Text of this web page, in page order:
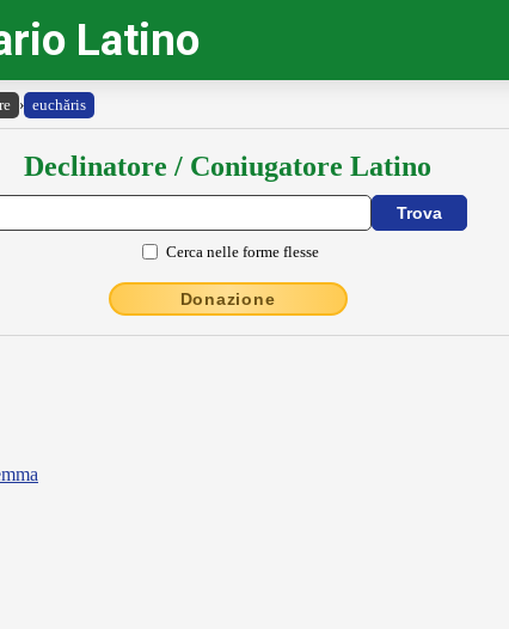
Latino
› euchăris
Declinatore / Coniugatore Latino
Cerca nelle forme flesse
Donazione